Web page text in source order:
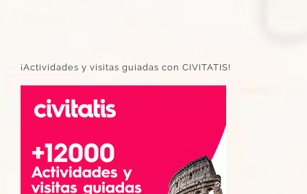
¡Actividades y visitas guiadas con CIVITATIS!